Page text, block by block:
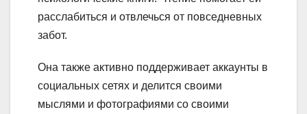
расслабиться и отвлечься от повседневных
забот.
Она также активно поддерживает аккаунты в
социальных сетях и делится своими
мыслями и фотографиями со своими